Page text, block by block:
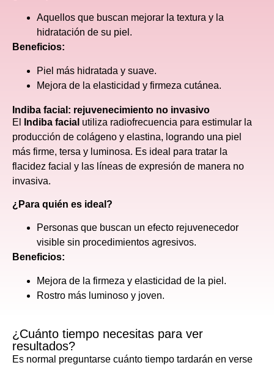
Aquellos que buscan mejorar la textura y la
hidratación de su piel.
Beneficios:
Piel más hidratada y suave.
Mejora de la elasticidad y firmeza cutánea.
Indiba facial: rejuvenecimiento no invasivo
El
Indiba facial utiliza radiofrecuencia para estimular la
producción de colágeno y elastina, logrando una piel
más firme, tersa y luminosa. Es ideal para tratar la
flacidez facial y las líneas de expresión de manera no
invasiva.
¿Para quién es ideal?
Personas que buscan un efecto rejuvenecedor
visible sin procedimientos agresivos.
Beneficios:
Mejora de la firmeza y elasticidad de la piel.
Rostro más luminoso y joven.
¿Cuánto tiempo necesitas para ver
resultados?
Es normal preguntarse cuánto tiempo tardarán en verse